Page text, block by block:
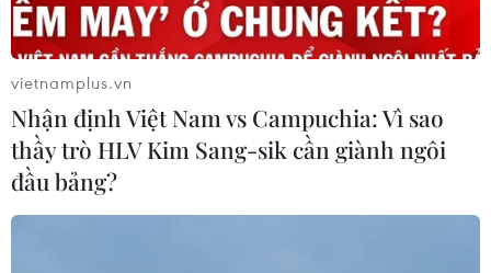
vietnamplus.vn
Nhận định Việt Nam vs Campuchia: Vì sao
thầy trò HLV Kim Sang-sik cần giành ngôi
đầu bảng?